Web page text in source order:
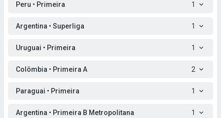
Peru • Primeira 1
Argentina • Superliga 1
Uruguai • Primeira 1
Colômbia • Primeira A 2
Paraguai • Primeira 1
Argentina • Primeira B Metropolitana 1